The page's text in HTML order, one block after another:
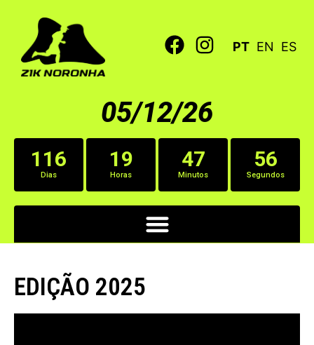
PT EN ES
05/12/26
116
Dias
19
Horas
47
Minutos
56
Segundos
EDIÇÃO 2025